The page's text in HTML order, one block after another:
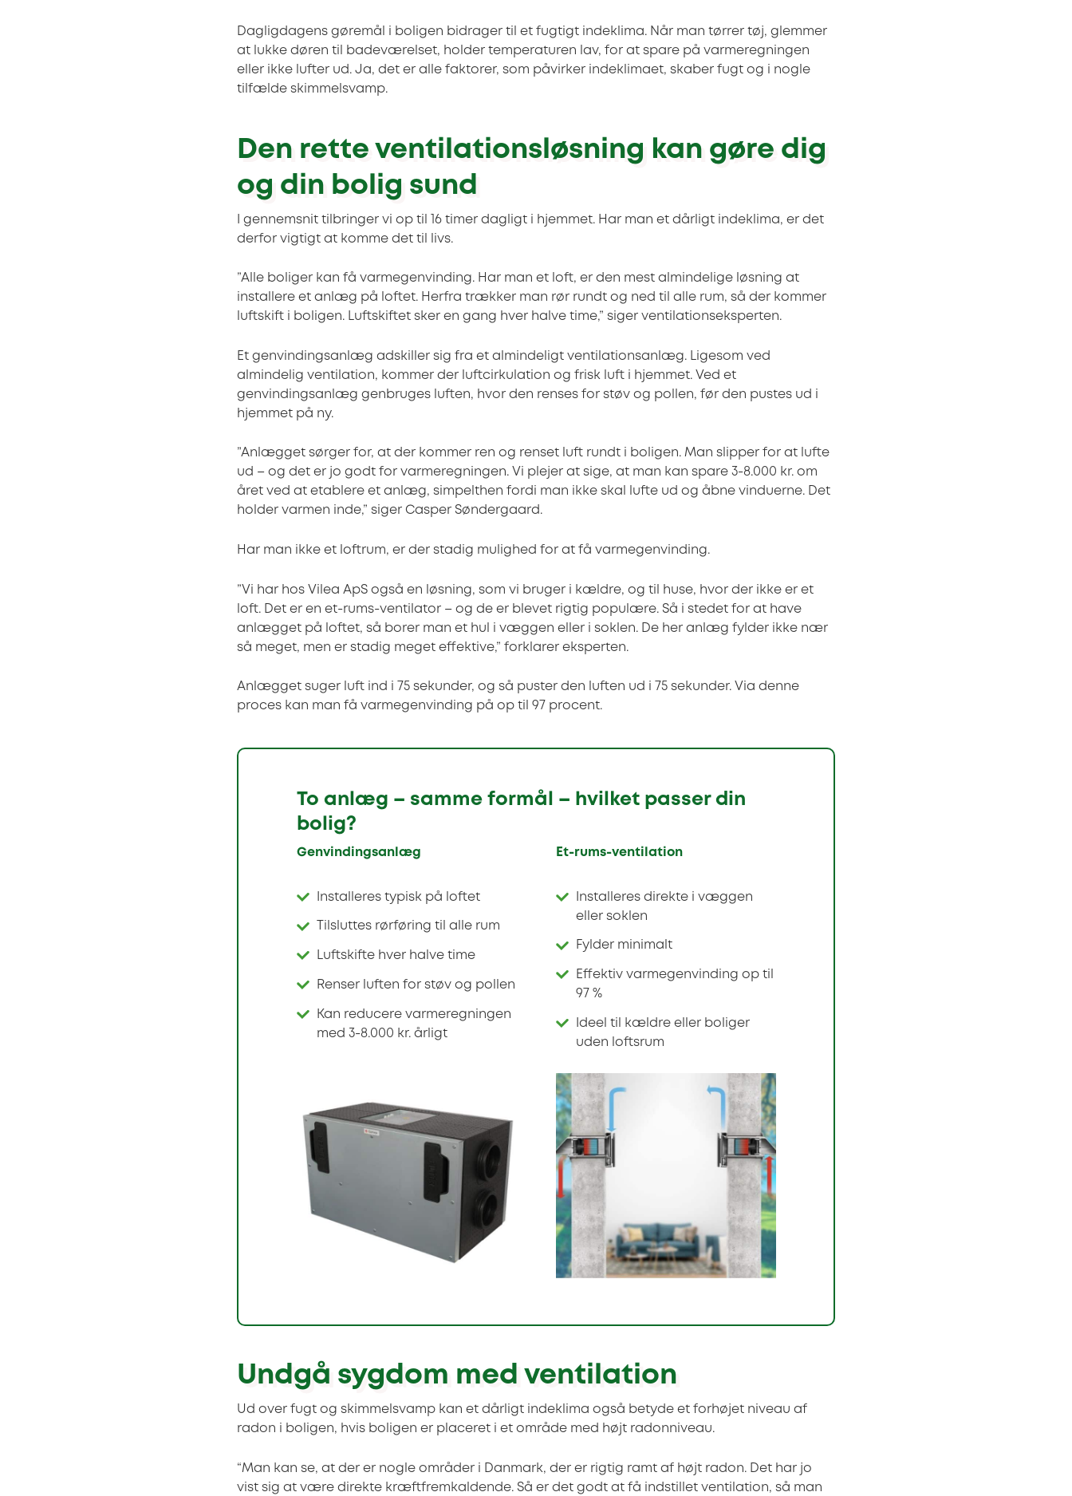
Dagligdagens gøremål i boligen bidrager til et fugtigt indeklima. Når man tørrer tøj, glemmer
at lukke døren til badeværelset, holder temperaturen lav, for at spare på varmeregningen
eller ikke lufter ud. Ja, det er alle faktorer, som påvirker indeklimaet, skaber fugt og i nogle
tilfælde skimmelsvamp.
Den rette ventilationsløsning kan gøre dig
og din bolig sund
I gennemsnit tilbringer vi op til 16 timer dagligt i hjemmet. Har man et dårligt indeklima, er det
derfor vigtigt at komme det til livs.
”Alle boliger kan få varmegenvinding. Har man et loft, er den mest almindelige løsning at
installere et anlæg på loftet. Herfra trækker man rør rundt og ned til alle rum, så der kommer
luftskift i boligen. Luftskiftet sker en gang hver halve time,” siger ventilationseksperten.
Et genvindingsanlæg adskiller sig fra et almindeligt ventilationsanlæg. Ligesom ved
almindelig ventilation, kommer der luftcirkulation og frisk luft i hjemmet. Ved et
genvindingsanlæg genbruges luften, hvor den renses for støv og pollen, før den pustes ud i
hjemmet på ny.
”Anlægget sørger for, at der kommer ren og renset luft rundt i boligen. Man slipper for at lufte
ud – og det er jo godt for varmeregningen. Vi plejer at sige, at man kan spare 3-8.000 kr. om
året ved at etablere et anlæg, simpelthen fordi man ikke skal lufte ud og åbne vinduerne. Det
holder varmen inde,” siger Casper Søndergaard.
Har man ikke et loftrum, er der stadig mulighed for at få varmegenvinding.
”Vi har hos Vilea ApS også en løsning, som vi bruger i kældre, og til huse, hvor der ikke er et
loft. Det er en et-rums-ventilator – og de er blevet rigtig populære. Så i stedet for at have
anlægget på loftet, så borer man et hul i væggen eller i soklen. De her anlæg fylder ikke nær
så meget, men er stadig meget effektive,” forklarer eksperten.
Anlægget suger luft ind i 75 sekunder, og så puster den luften ud i 75 sekunder. Via denne
proces kan man få varmegenvinding på op til 97 procent.
To anlæg – samme formål – hvilket passer din
bolig?
Genvindingsanlæg
Installeres typisk på loftet
Tilsluttes rørføring til alle rum
Luftskifte hver halve time
Renser luften for støv og pollen
Kan reducere varmeregningen
med 3-8.000 kr. årligt
Et-rums-ventilation
Installeres direkte i væggen
eller soklen
Fylder minimalt
Effektiv varmegenvinding op til
97 %
Ideel til kældre eller boliger
uden loftsrum
Undgå sygdom med ventilation
Ud over fugt og skimmelsvamp kan et dårligt indeklima også betyde et forhøjet niveau af
radon i boligen, hvis boligen er placeret i et område med højt radonniveau.
“Man kan se, at der er nogle områder i Danmark, der er rigtig ramt af højt radon. Det har jo
vist sig at være direkte kræftfremkaldende. Så er det godt at få indstillet ventilation, så man